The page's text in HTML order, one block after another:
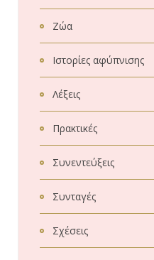
Ζώα
Ιστορίες αφύπνισης
Λέξεις
Πρακτικές
Συνεντεύξεις
Συνταγές
Σχέσεις